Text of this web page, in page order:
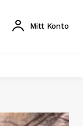
Mitt Konto